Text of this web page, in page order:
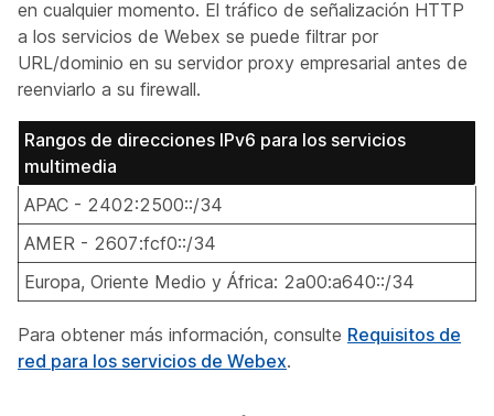
en cualquier momento. El tráfico de señalización HTTP
a los servicios de Webex se puede filtrar por
URL/dominio en su servidor proxy empresarial antes de
reenviarlo a su firewall.
Rangos de direcciones IPv6 para los servicios
multimedia
APAC - 2402:2500::/34
AMER - 2607:fcf0::/34
Europa, Oriente Medio y África: 2a00:a640::/34
Para obtener más información, consulte Requisitos de
red para los servicios de Webex.